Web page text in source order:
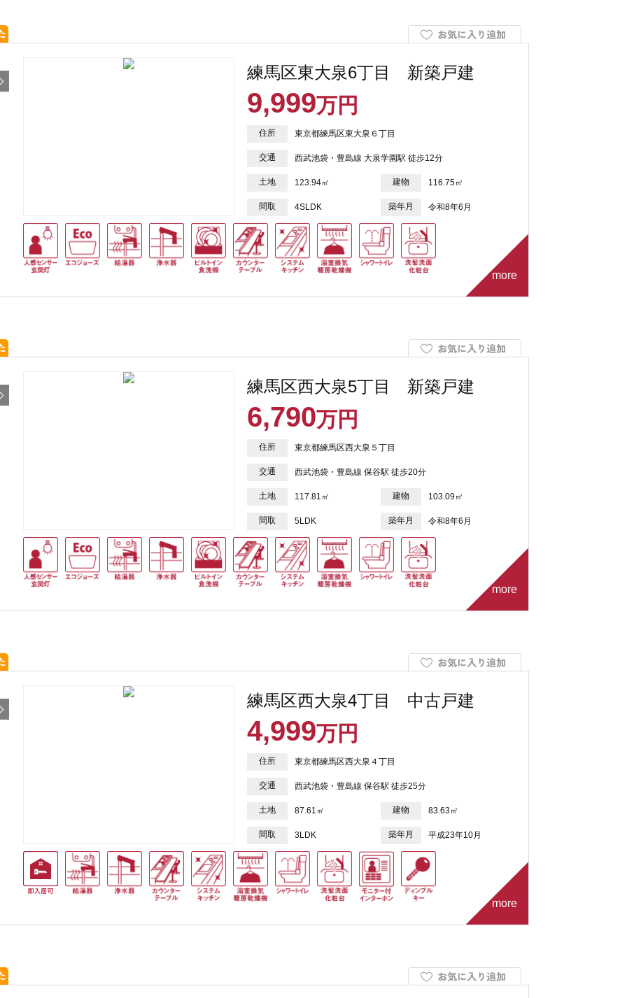
練馬区東大泉6丁目 新築戸建
9,999万円
住所 東京都練馬区東大泉６丁目
交通 西武池袋・豊島線 大泉学園駅 徒歩12分
土地 123.94㎡ 建物 116.75㎡
間取 4SLDK 築年月 令和8年6月
more
練馬区西大泉5丁目 新築戸建
6,790万円
住所 東京都練馬区西大泉５丁目
交通 西武池袋・豊島線 保谷駅 徒歩20分
土地 117.81㎡ 建物 103.09㎡
間取 5LDK 築年月 令和8年6月
more
練馬区西大泉4丁目 中古戸建
4,999万円
住所 東京都練馬区西大泉４丁目
交通 西武池袋・豊島線 保谷駅 徒歩25分
土地 87.61㎡ 建物 83.63㎡
間取 3LDK 築年月 平成23年10月
more